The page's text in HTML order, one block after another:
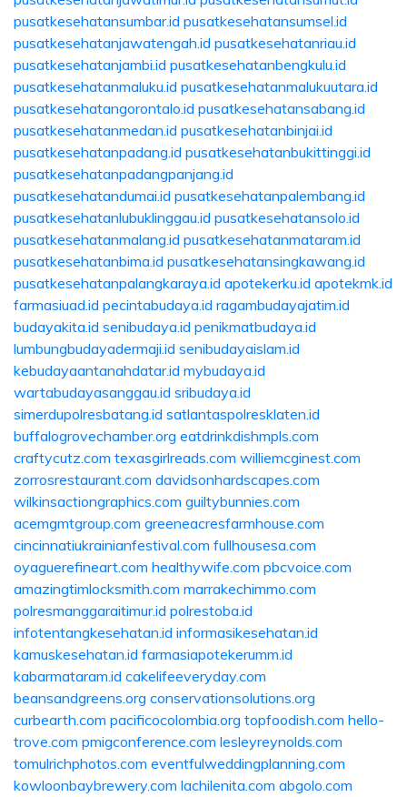
pusatkesehatansumbar.id pusatkesehatansumsel.id
pusatkesehatanjawatengah.id pusatkesehatanriau.id
pusatkesehatanjambi.id pusatkesehatanbengkulu.id
pusatkesehatanmaluku.id pusatkesehatanmalukuutara.id
pusatkesehatangorontalo.id pusatkesehatansabang.id
pusatkesehatanmedan.id pusatkesehatanbinjai.id
pusatkesehatanpadang.id pusatkesehatanbukittinggi.id
pusatkesehatanpadangpanjang.id
pusatkesehatandumai.id pusatkesehatanpalembang.id
pusatkesehatanlubuklinggau.id pusatkesehatansolo.id
pusatkesehatanmalang.id pusatkesehatanmataram.id
pusatkesehatanbima.id pusatkesehatansingkawang.id
pusatkesehatanpalangkaraya.id apotekerku.id apotekmk.id
farmasiuad.id pecintabudaya.id ragambudayajatim.id
budayakita.id senibudaya.id penikmatbudaya.id
lumbungbudayadermaji.id senibudayaislam.id
kebudayaantanahdatar.id mybudaya.id
wartabudayasanggau.id sribudaya.id
simerdupolresbatang.id satlantaspolresklaten.id
buffalogrovechamber.org eatdrinkdishmpls.com
craftycutz.com texasgirlreads.com williemcginest.com
zorrosrestaurant.com davidsonhardscapes.com
wilkinsactiongraphics.com guiltybunnies.com
acemgmtgroup.com greeneacresfarmhouse.com
cincinnatiukrainianfestival.com fullhousesa.com
oyaguerefineart.com healthywife.com pbcvoice.com
amazingtimlocksmith.com marrakechimmo.com
polresmanggaraitimur.id polrestoba.id
infotentangkesehatan.id informasikesehatan.id
kamuskesehatan.id farmasiapotekerumm.id
kabarmataram.id cakelifeeveryday.com
beansandgreens.org conservationsolutions.org
curbearth.com pacificocolombia.org topfoodish.com hello-
trove.com pmigconference.com lesleyreynolds.com
tomulrichphotos.com eventfulweddingplanning.com
kowloonbaybrewery.com lachilenita.com abgolo.com